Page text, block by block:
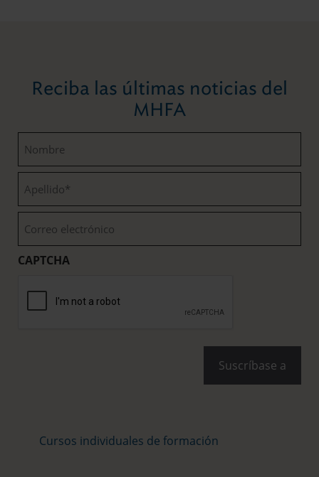
Reciba las últimas noticias del
MHFA
electrónico
(Obligatorio)
CAPTCHA
Cursos individuales de formación